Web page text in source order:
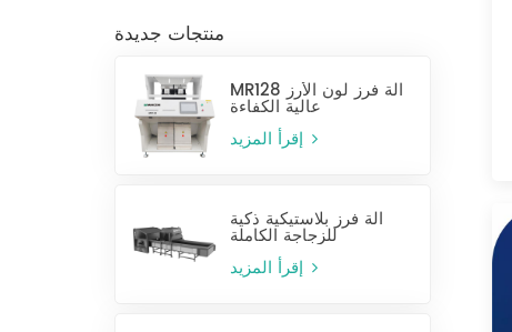
منتجات جديدة
MR128 آلة فرز لون الأرز
عالية الكفاءة
إقرأ المزيد
آلة فرز بلاستيكية ذكية
للزجاجة الكاملة
إقرأ المزيد